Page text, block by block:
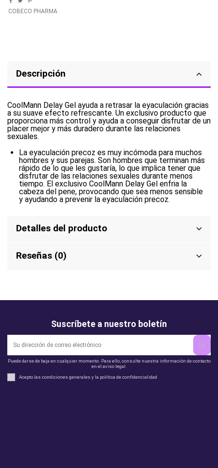
COBECO PHARMA
Descripción
CoolMann Delay Gel ayuda a retrasar la eyaculación gracias
a su suave efecto refrescante. Un exclusivo producto que
proporciona más control y ayuda a conseguir disfrutar de un
placer mejor y más duradero durante las relaciones
sexuales.
La eyaculación precoz es muy incómoda para muchos
hombres y sus parejas. Son hombres que terminan más
rápido de lo que les gustaría, lo que implica tener que
disfrutar de las relaciones sexuales durante menos
tiempo. El exclusivo CoolMann Delay Gel enfria la
cabeza del pene, provocando que sea menos sensible
y ayudando a prevenir la eyaculación precoz.
Detalles del producto
Reseñas (0)
Suscríbete a nuestro boletín
Puede darse de baja en cualquier momento. Para ello, consulte nuestra información de contacto
en el aviso legal.
Acepto las condiciones generales y la política de confidencialidad